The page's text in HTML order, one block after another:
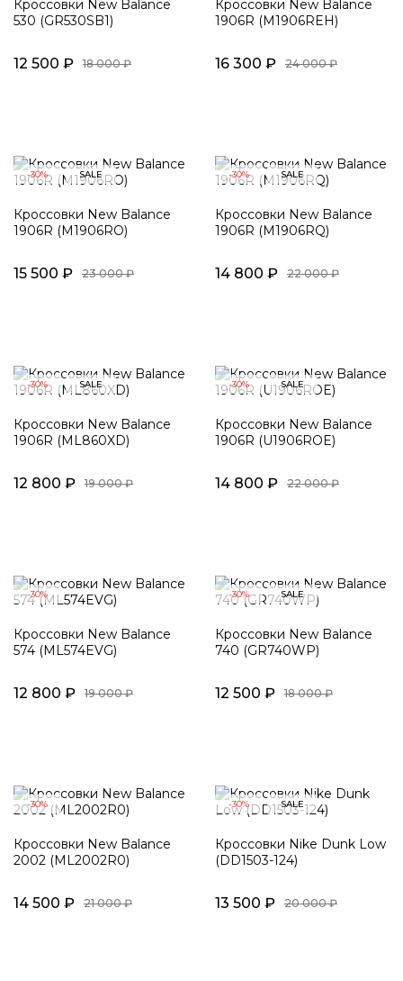
Кроссовки New Balance
530 (GR530SB1)
12 500 ₽ 18 000 ₽
Кроссовки New Balance
1906R (M1906REH)
16 300 ₽ 24 000 ₽
-30% SALE
Кроссовки New Balance
1906R (M1906RO)
15 500 ₽ 23 000 ₽
-30% SALE
Кроссовки New Balance
1906R (M1906RQ)
14 800 ₽ 22 000 ₽
-30% SALE
Кроссовки New Balance
1906R (ML860XD)
12 800 ₽ 19 000 ₽
-30% SALE
Кроссовки New Balance
1906R (U1906ROE)
14 800 ₽ 22 000 ₽
-30%
Кроссовки New Balance
574 (ML574EVG)
12 800 ₽ 19 000 ₽
-30% SALE
Кроссовки New Balance
740 (GR740WP)
12 500 ₽ 18 000 ₽
-30%
Кроссовки New Balance
2002 (ML2002R0)
14 500 ₽ 21 000 ₽
-30% SALE
Кроссовки Nike Dunk Low
(DD1503-124)
13 500 ₽ 20 000 ₽